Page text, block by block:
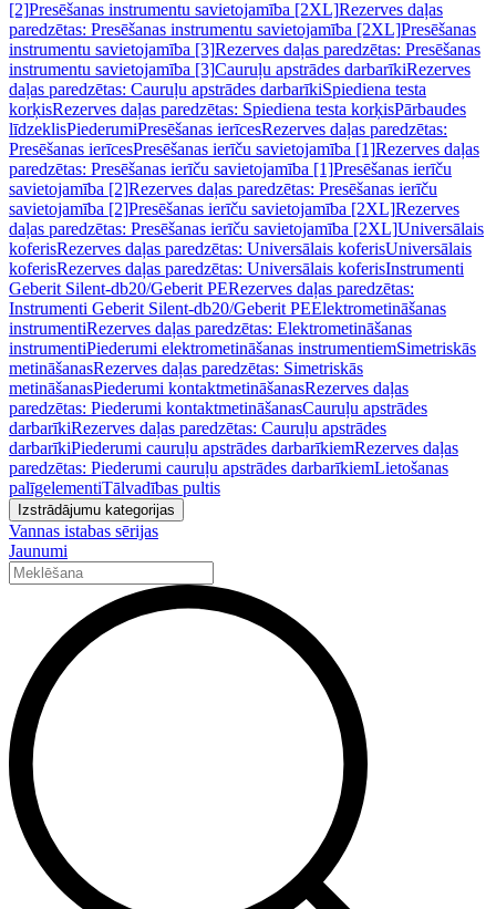
[2]Presēšanas instrumentu savietojamība [2XL]Rezerves daļas
paredzētas: Presēšanas instrumentu savietojamība [2XL]Presēšanas
instrumentu savietojamība [3]Rezerves daļas paredzētas: Presēšanas
instrumentu savietojamība [3]Cauruļu apstrādes darbarīkiRezerves
daļas paredzētas: Cauruļu apstrādes darbarīkiSpiediena testa
korķisRezerves daļas paredzētas: Spiediena testa korķisPārbaudes
līdzeklisPiederumiPresēšanas ierīcesRezerves daļas paredzētas:
Presēšanas ierīcesPresēšanas ierīču savietojamība [1]Rezerves daļas
paredzētas: Presēšanas ierīču savietojamība [1]Presēšanas ierīču
savietojamība [2]Rezerves daļas paredzētas: Presēšanas ierīču
savietojamība [2]Presēšanas ierīču savietojamība [2XL]Rezerves
daļas paredzētas: Presēšanas ierīču savietojamība [2XL]Universālais
koferisRezerves daļas paredzētas: Universālais koferisUniversālais
koferisRezerves daļas paredzētas: Universālais koferisInstrumenti
Geberit Silent-db20/Geberit PERezerves daļas paredzētas:
Instrumenti Geberit Silent-db20/Geberit PEElektrometināšanas
instrumentiRezerves daļas paredzētas: Elektrometināšanas
instrumentiPiederumi elektrometināšanas instrumentiemSimetriskās
metināšanasRezerves daļas paredzētas: Simetriskās
metināšanasPiederumi kontaktmetināšanasRezerves daļas
paredzētas: Piederumi kontaktmetināšanasCauruļu apstrādes
darbarīkiRezerves daļas paredzētas: Cauruļu apstrādes
darbarīkiPiederumi cauruļu apstrādes darbarīkiemRezerves daļas
paredzētas: Piederumi cauruļu apstrādes darbarīkiemLietošanas
palīgelementiTālvadības pultis
Izstrādājumu kategorijas
Vannas istabas sērijas
Jaunumi